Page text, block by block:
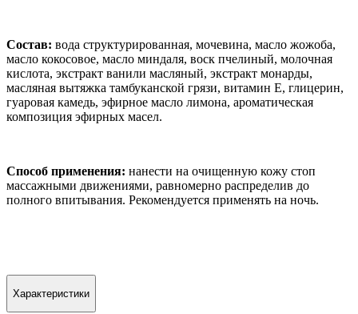
Состав: вода структурированная, мочевина, масло жожоба,
масло кокосовое, масло миндаля, воск пчелиный, молочная
кислота, экстракт ванили масляный, экстракт монарды,
масляная вытяжка тамбуканской грязи, витамин Е, глицерин,
гуаровая камедь, эфирное масло лимона, ароматическая
композиция эфирных масел.
Способ применения: нанести на очищенную кожу стоп
массажными движениями, равномерно распределив до
полного впитывания. Рекомендуется применять на ночь.
Характеристики